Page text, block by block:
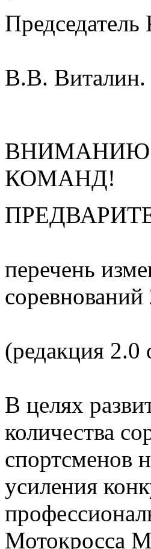
В.В. Виталин.
ВНИМАНИЮ
КОМАНД!
перечень
соревнований
(редакция 2.0
В целях
количества
спортсменов
усиления
Мотокросса